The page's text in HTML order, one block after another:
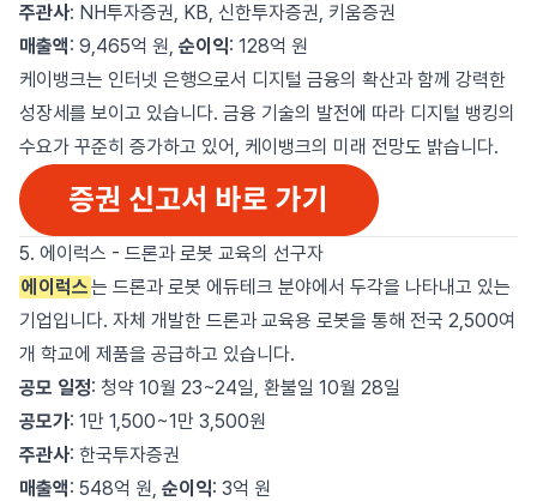
주관사: NH투자증권, KB, 신한투자증권, 키움증권
매출액: 9,465억 원, 순이익: 128억 원
케이뱅크는 인터넷 은행으로서 디지털 금융의 확산과 함께 강력한
성장세를 보이고 있습니다. 금융 기술의 발전에 따라 디지털 뱅킹의
수요가 꾸준히 증가하고 있어, 케이뱅크의 미래 전망도 밝습니다.
5. 에이럭스 - 드론과 로봇 교육의 선구자
에이럭스는 드론과 로봇 에듀테크 분야에서 두각을 나타내고 있는
기업입니다. 자체 개발한 드론과 교육용 로봇을 통해 전국 2,500여
개 학교에 제품을 공급하고 있습니다.
공모 일정: 청약 10월 23~24일, 환불일 10월 28일
공모가: 1만 1,500~1만 3,500원
주관사: 한국투자증권
매출액: 548억 원, 순이익: 3억 원